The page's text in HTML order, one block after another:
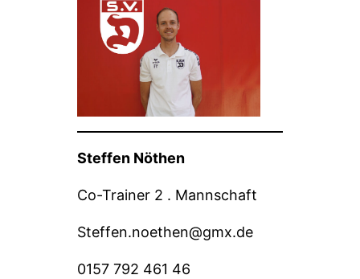
Steffen Nöthen
Co-Trainer 2 . Mannschaft
Steffen.noethen@gmx.de
0157 792 461 46